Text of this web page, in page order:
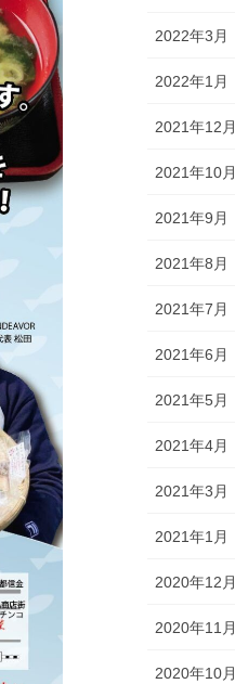
2022年3月
2022年1月
2021年12月
2021年10月
2021年9月
2021年8月
2021年7月
2021年6月
2021年5月
2021年4月
2021年3月
2021年1月
2020年12月
2020年11月
2020年10月